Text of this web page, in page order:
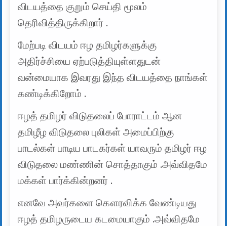
விடயத்தை குறும் செய்தி மூலம்
தெரிவித்திருக்கிறார் .
மேற்படி விடயம் ஈழ தமிழர்களுக்கு
அதிர்ச்சியை ஏற்படுத்தியுள்ளதுடன்
வன்மையாக இவரது இந்த விடயத்தை நாங்கள்
கண்டிக்கிறோம் .
ஈழத் தமிழர் விடுதலைப் போராட்டம் ஆன
தமிழீழ விடுதலை புலிகள் அமைப்பிற்கு
பாடல்கள் பாடிய பாடகர்கள் யாவரும் தமிழர் ஈழ
விடுதலை மண்ணின் சொத்தாகும் .அவ்விதமே
மக்கள் பார்க்கின்றனர் .
எனவே அவர்களை கௌரவிக்க வேண்டியது
ஈழத் தமிழருடைய கடமையாகும் .அவ்விதமே